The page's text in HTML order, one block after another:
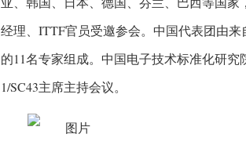
经理、ITTF官员受邀参会。中国代表团由
的11名专家组成。中国电子技术标准化研究
1/SC43主席主持会议。